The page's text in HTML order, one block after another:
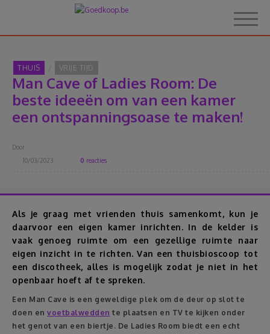
Home
Over Goedkoop.be
Hoe het werkt
Korting
Thema's
Reviews
Geldzaken
THUIS VRIJE TIJD
Man Cave of Ladies Room: De
beste ideeën om van een kamer
een ontspanningsoase te maken!
Door
10/03/2023
0 reacties
Als je graag met vrienden thuis samenkomt, kun je
daarvoor een eigen kamer inrichten. In de kelder is
vaak genoeg ruimte om een gezellige ruimte naar
eigen inzicht in te richten. Van een thuisbioscoop tot
een discotheek, alles is mogelijk zodat je niet in het
openbaar hoeft af te spreken.
Een Man Cave is een geweldige plek om de deur op slot te
doen en voetbalwedden te plaatsen en TV te kijken onder
het genot van een biertje. De Ladies Room biedt een echt